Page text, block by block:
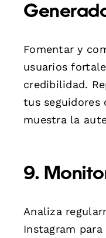
Fomentar y
usuarios
credibilidad.
tus seguidores
muestra la
9.
Analiza
Instagram